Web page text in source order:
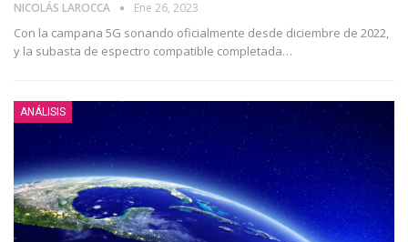
NICOLÁS LAROCCA Ene 26, 2023
Con la campana 5G sonando oficialmente desde diciembre de 2022,
y la subasta de espectro compatible completada…
ANÁLISIS